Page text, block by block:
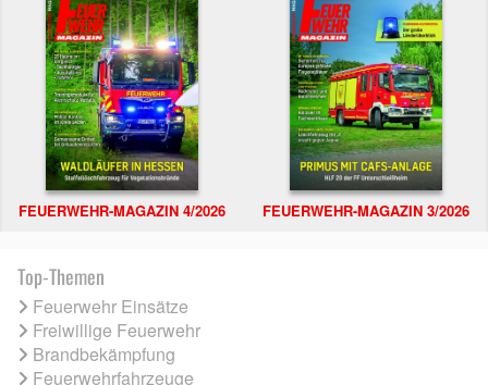
FEUERWEHR-MAGAZIN 4/2026 FEUERWEHR-MAGAZIN 3/2026
Top-Themen
Feuerwehr Einsätze
Freiwillige Feuerwehr
Brandbekämpfung
Feuerwehrfahrzeuge